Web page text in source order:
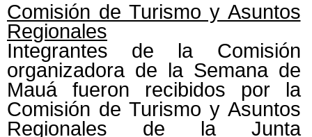
Comisión de Turismo y Asuntos
Regionales
Integrantes de la Comisión
organizadora de la Semana de
Mauá fueron recibidos por la
Comisión de Turismo y Asuntos
Regionales de la Junta